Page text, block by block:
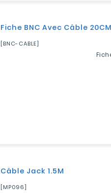
Fiche BNC Avec Câble 20CM
[BNC-CABLE]
Câble Jack 1.5M
[MP096]